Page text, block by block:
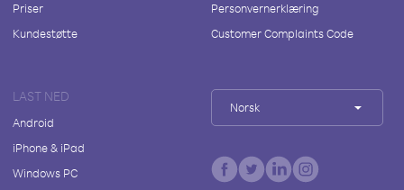
Priser
Kundestøtte
Personvernerklæring
Customer Complaints Code
LAST NED
Android
iPhone & iPad
Windows PC
Norsk